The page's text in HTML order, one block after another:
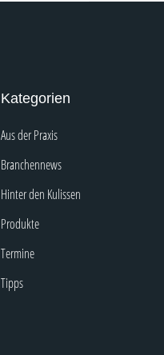
Kategorien
Aus der Praxis
Branchennews
Hinter den Kulissen
Produkte
Termine
Tipps